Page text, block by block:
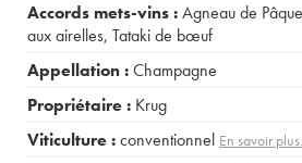
Accords mets-vins :Agneau de
aux airelles, Tataki de bœuf
Appellation :Champagne
Propriétaire : Krug
Viticulture :conventionnel En savoir